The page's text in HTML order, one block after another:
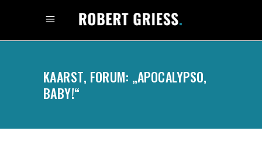
KAARST, FORUM: „APOCALYPSO,
BABY!“